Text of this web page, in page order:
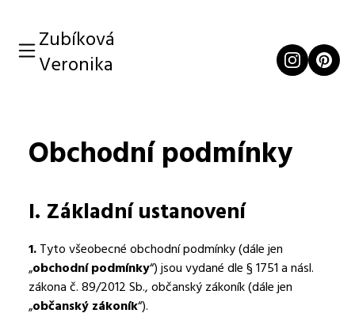
Zubíková
Veronika
Obchodní podmínky
I. Základní ustanovení
1.Tyto všeobecné obchodní podmínky (dále jen
„obchodní podmínky“) jsou vydané dle § 1751 a násl.
zákona č. 89/2012 Sb., občanský zákoník (dále jen
„občanský zákoník“).